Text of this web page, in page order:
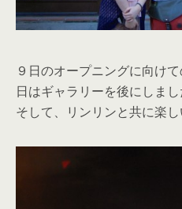
９日のオープニングに向け
日はギャラリーを後にしまし
そして、リンリンと共に楽